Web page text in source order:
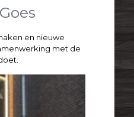
en nieuwe
met de